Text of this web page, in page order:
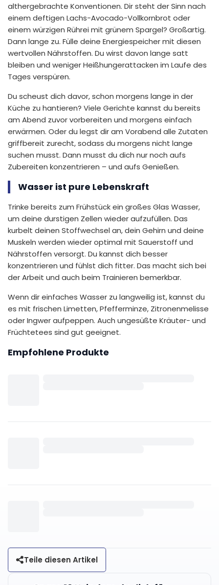
althergebrachte Konventionen. Dir steht der Sinn nach
einem deftigen Lachs-Avocado-Vollkornbrot oder
einem würzigen Rührei mit grünem Spargel? Großartig.
Dann lange zu. Fülle deine Energiespeicher mit diesen
wertvollen Nährstoffen. Du wirst davon lange satt
bleiben und weniger Heißhungerattacken im Laufe des
Tages verspüren.
Du scheust dich davor, schon morgens lange in der
Küche zu hantieren? Viele Gerichte kannst du bereits
am Abend zuvor vorbereiten und morgens einfach
erwärmen. Oder du legst dir am Vorabend alle Zutaten
griffbereit zurecht, sodass du morgens nicht lange
suchen musst. Dann musst du dich nur noch aufs
Zubereiten konzentrieren – und aufs Genießen.
Wasser ist pure Lebenskraft
Trinke bereits zum Frühstück ein großes Glas Wasser,
um deine durstigen Zellen wieder aufzufüllen. Das
kurbelt deinen Stoffwechsel an, dein Gehirn und deine
Muskeln werden wieder optimal mit Sauerstoff und
Nährstoffen versorgt. Du kannst dich besser
konzentrieren und fühlst dich fitter. Das macht sich bei
der Arbeit und auch beim Trainieren bemerkbar.
Wenn dir einfaches Wasser zu langweilig ist, kannst du
es mit frischen Limetten, Pfefferminze, Zitronenmelisse
oder Ingwer aufpeppen. Auch ungesüßte Kräuter- und
Früchtetees sind gut geeignet.
Empfohlene Produkte
Teile diesen Artikel